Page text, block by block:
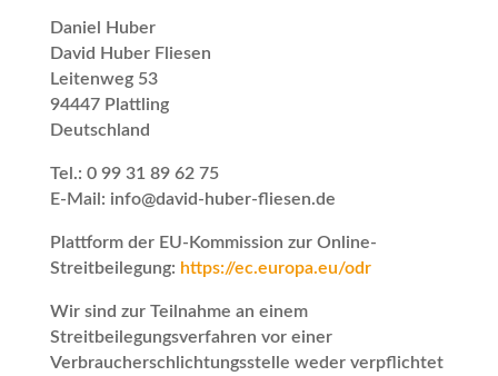
Daniel Huber
David Huber Fliesen
Leitenweg 53
94447 Plattling
Deutschland
Tel.: 0 99 31 89 62 75
E-Mail: info@david-huber-fliesen.de
Plattform der EU-Kommission zur Online-
Streitbeilegung: https://ec.europa.eu/odr
Wir sind zur Teilnahme an einem
Streitbeilegungsverfahren vor einer
Verbraucherschlichtungsstelle weder verpflichtet